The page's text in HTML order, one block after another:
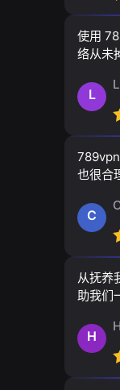
使用
络从未
L
也很合
C
从抚养
助我们
H